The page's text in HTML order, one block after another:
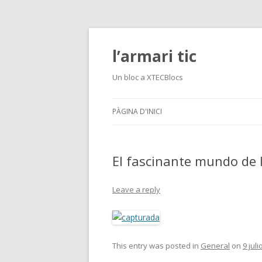
l’armari tic
Un bloc a XTECBlocs
PÀGINA D'INICI
El fascinante mundo de
Leave a reply
This entry was posted in General on 9